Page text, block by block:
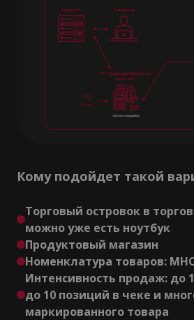
Кому подойдет такой
Торговый островок в
можно уже есть ноутбук
Продуктовый магазин
Номенклатура товаров:
Интенсивность продаж: до
до 10 позиций в чеке и
маркированного товара